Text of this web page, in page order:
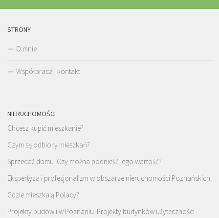
STRONY
O mnie
Współpraca i kontakt
NIERUCHOMOŚCI
Chcesz kupić mieszkanie?
Czym są odbiory mieszkań?
Sprzedaż domu. Czy można podnieść jego wartość?
Ekspertyza i profesjonalizm w obszarze nieruchomości Poznańskich
Gdzie mieszkają Polacy?
Projekty budowli w Poznaniu. Projekty budynków użyteczności